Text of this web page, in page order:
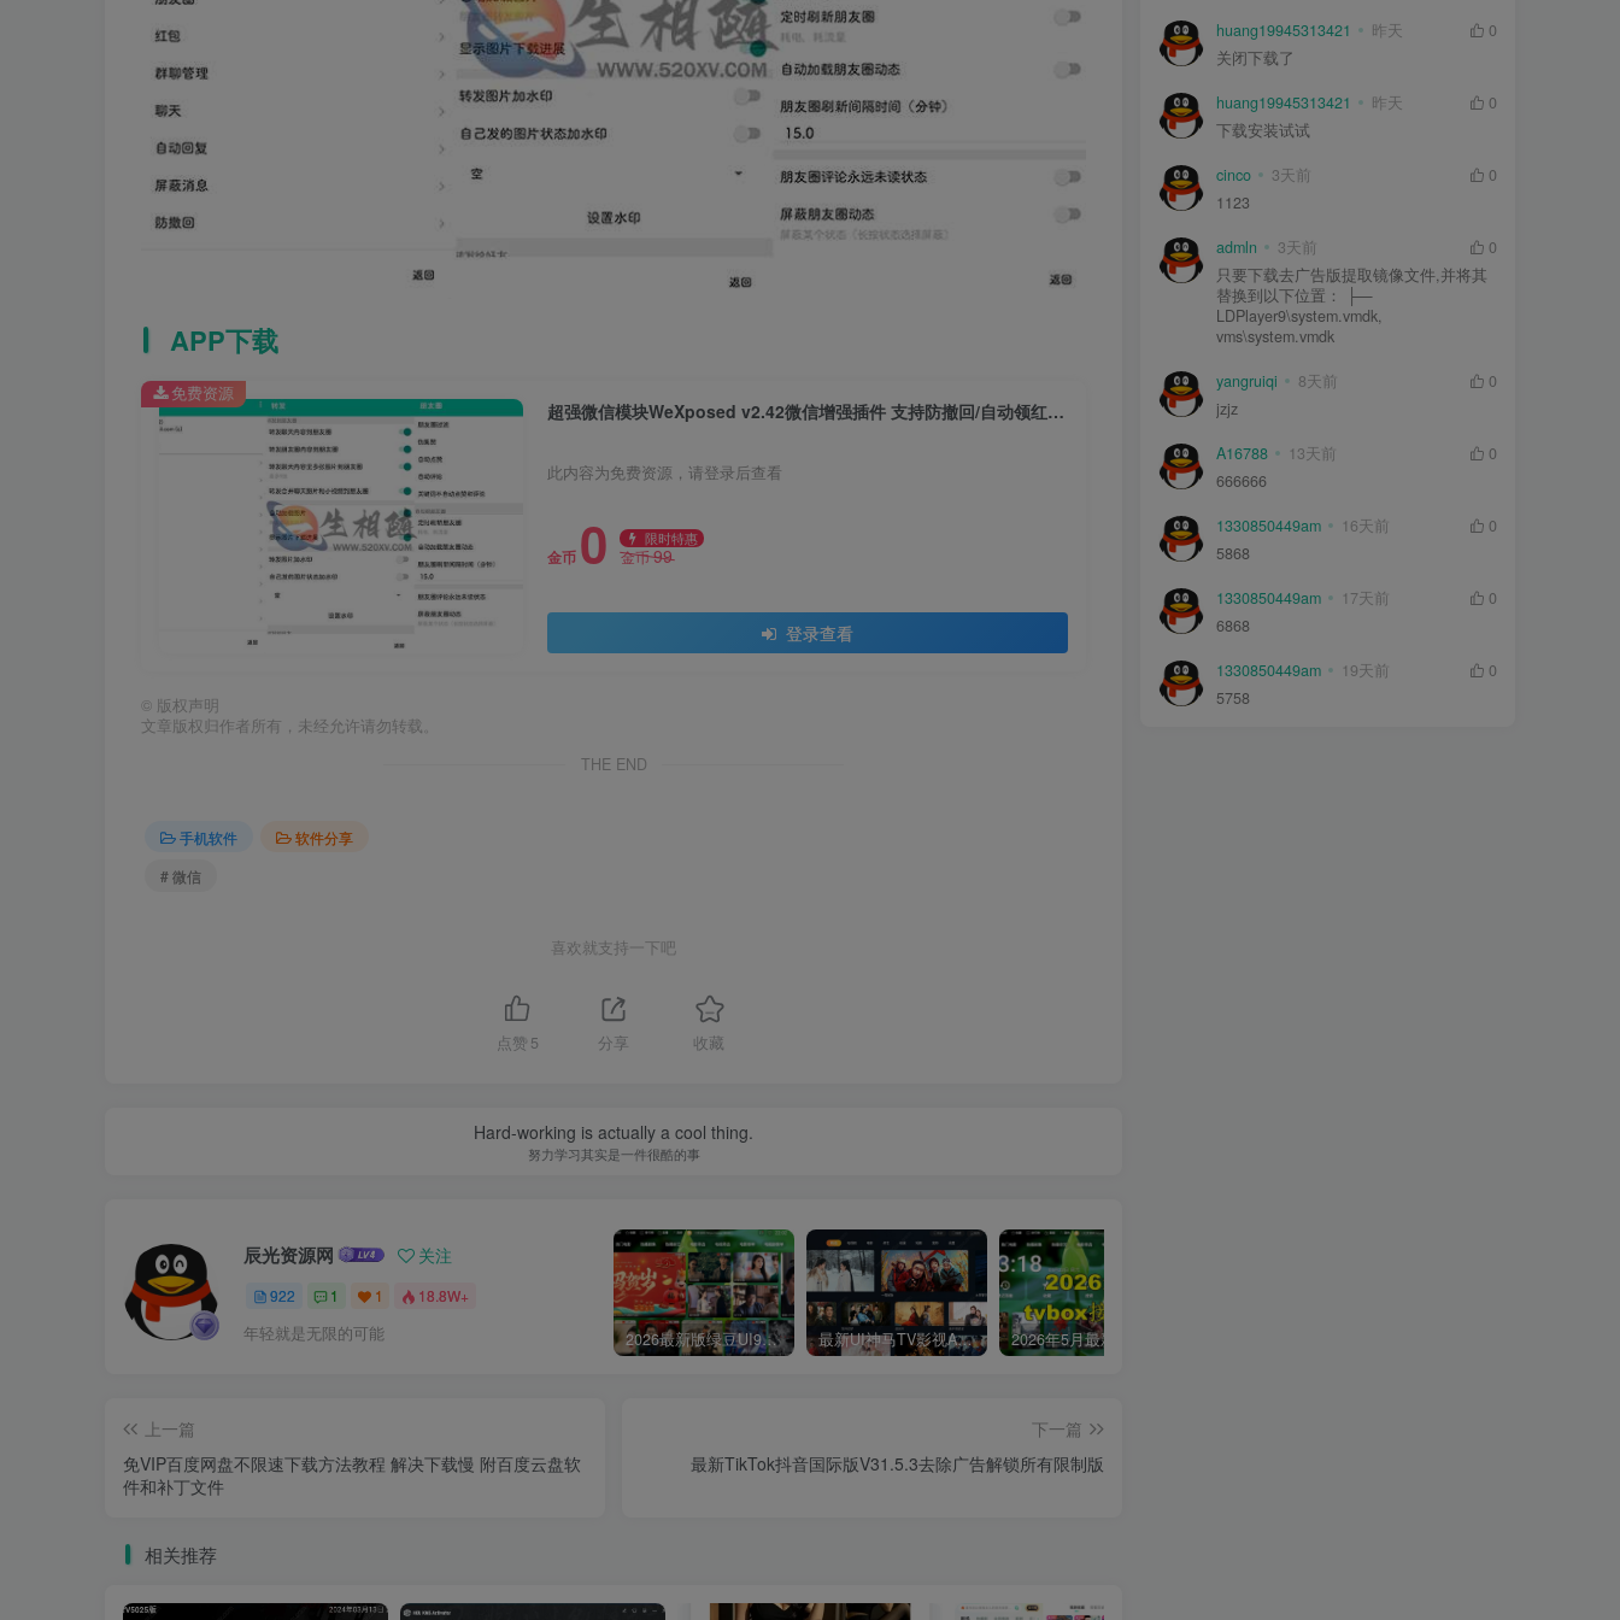
APP下载
超强微信模块WeXposed v2.42微信增强插件 支持防撤回/自动领红包/转发/批量查找僵尸粉/自动回复/突破表情限额等
此内容为免费资源，请登录后查看
金币 0 限时特惠
金币99
登录查看
免费资源
© 版权声明
文章版权归作者所有，未经允许请勿转载。
THE END
手机软件
软件分享
# 微信
喜欢就支持一下吧
点赞 5 分享 收藏
Hard-working is actually a cool thing.
努力学习其实是一件很酷的事
辰光资源网 关注
922 1 1 18.8W+
年轻就是无限的可能 2026最新版绿豆UI9双端影视APP源码 最新UI神马TV影视APP源码 乐檬影视苹果CMS后台 包含前后端源码
上一篇
免VIP百度网盘不限速下载方法教程 解决下载慢 附百度云盘软
件和补丁文件
下一篇
最新TikTok抖音国际版V31.5.3去除广告解锁所有限制版
相关推荐
huang19945313421 昨天
0
关闭下载了
huang19945313421 昨天
0
下载安装试试
cinco 3天前
0
1123
admln 3天前
0
只要下载去广告版提取镜像文件,并将其
替换到以下位置： ├—
LDPlayer9\system.vmdk,
vms\system.vmdk
yangruiqi 8天前
0
jzjz
A16788 13天前
0
666666
1330850449am 16天前
0
5868
1330850449am 17天前
0
6868
1330850449am 19天前
0
5758